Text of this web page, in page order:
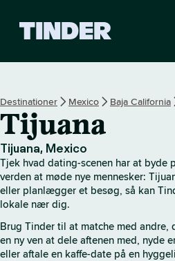
r
a
r
t
d
e
Destinationer Mexico Baja California
Tijuana
Tijuana, Mexico
Tjek hvad dating-scenen har at byde
verden at møde nye mennesker:
eller planlægger et besøg, så kan
lokale nær dig.
Brug Tinder til at matche med andre,
en ny ven at dele aftenen med, nyde
eller aftale en kaffe-date på en